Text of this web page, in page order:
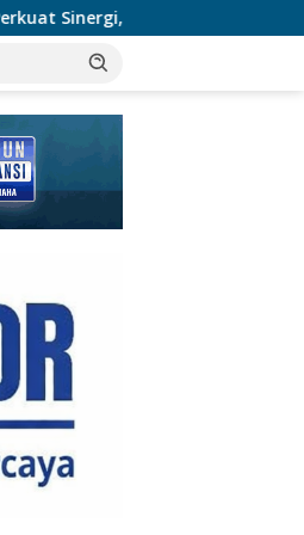
Dukung Ranperda Hijau